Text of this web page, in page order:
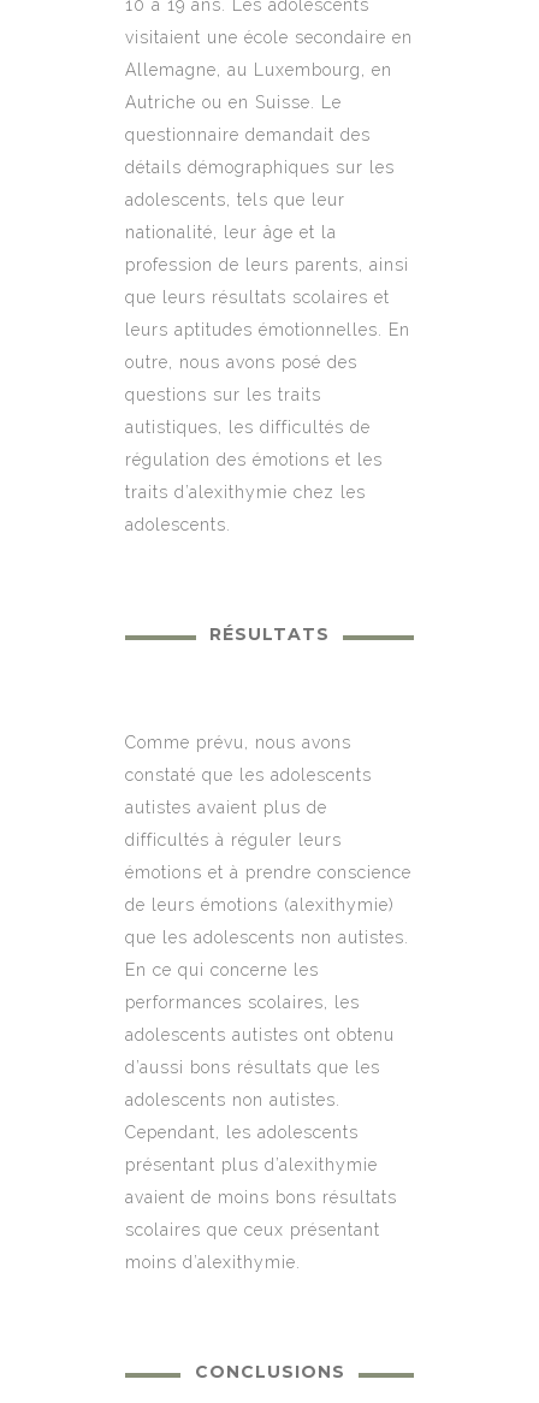
10 à 19 ans. Les adolescents
visitaient une école secondaire en
Allemagne, au Luxembourg, en
Autriche ou en Suisse. Le
questionnaire demandait des
détails démographiques sur les
adolescents, tels que leur
nationalité, leur âge et la
profession de leurs parents, ainsi
que leurs résultats scolaires et
leurs aptitudes émotionnelles. En
outre, nous avons posé des
questions sur les traits
autistiques, les difficultés de
régulation des émotions et les
traits d’alexithymie chez les
adolescents.
RÉSULTATS
Comme prévu, nous avons
constaté que les adolescents
autistes avaient plus de
difficultés à réguler leurs
émotions et à prendre conscience
de leurs émotions (alexithymie)
que les adolescents non autistes.
En ce qui concerne les
performances scolaires, les
adolescents autistes ont obtenu
d’aussi bons résultats que les
adolescents non autistes.
Cependant, les adolescents
présentant plus d’alexithymie
avaient de moins bons résultats
scolaires que ceux présentant
moins d’alexithymie.
CONCLUSIONS